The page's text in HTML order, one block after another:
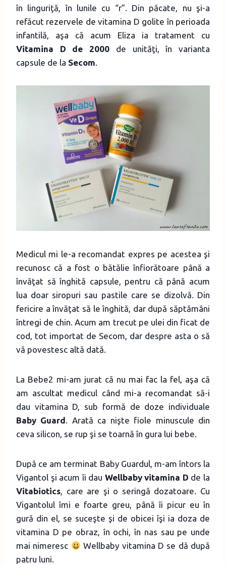
în linguriţă, în lunile cu “r”. Din păcate, nu şi-a
refăcut rezervele de vitamina D golite în perioada
infantilă, aşa că acum Eliza ia tratament cu
Vitamina D de 2000 de unităţi, în varianta
capsule de la Secom.
Medicul mi le-a recomandat expres pe acestea şi
recunosc că a fost o bătălie înfiorătoare până a
învăţat să înghită capsule, pentru că până acum
lua doar siropuri sau pastile care se dizolvă. Din
fericire a învăţat să le înghită, dar după săptămâni
întregi de chin. Acum am trecut pe ulei din ficat de
cod, tot importat de Secom, dar despre asta o să
vă povestesc altă dată.
La Bebe2 mi-am jurat că nu mai fac la fel, aşa că
am ascultat medicul când mi-a recomandat să-i
dau vitamina D, sub formă de doze individuale
Baby Guard. Arată ca nişte fiole minuscule din
ceva silicon, se rup şi se toarnă în gura lui bebe.
După ce am terminat Baby Guardul, m-am întors la
Vigantol şi acum îi dau Wellbaby vitamina D de la
Vitabiotics, care are şi o seringă dozatoare. Cu
Vigantolul îmi e foarte greu, până îi picur eu în
gură din el, se suceşte şi de obicei îşi ia doza de
vitamina D pe obraz, în ochi, în nas sau pe unde
mai nimeresc
Wellbaby vitamina D se dă după
patru luni.